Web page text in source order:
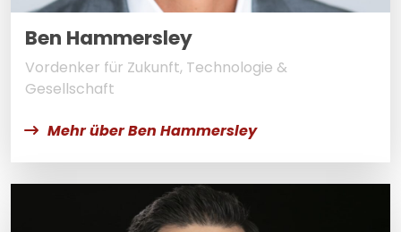
Ben Hammersley
Vordenker für Zukunft, Technologie &
Gesellschaft
Mehr über Ben Hammersley